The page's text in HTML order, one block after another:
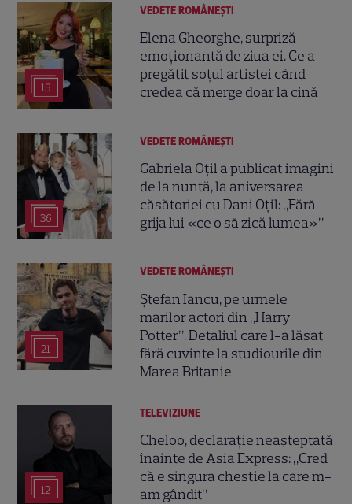
15
VEDETE ROMÂNEŞTI
Elena Gheorghe, surpriză
emoționantă de ziua ei. Ce a
pregătit soțul artistei când
credea că merge doar la cină
36
VEDETE ROMÂNEŞTI
Gabriela Oțil a publicat imagini
de la nuntă, la aniversarea
căsătoriei cu Dani Oțil: „Fără
grija lui «ce o să zică lumea»”
21
VEDETE ROMÂNEŞTI
Ștefan Iancu, pe urmele
marilor actori din „Harry
Potter”. Detaliul care l-a lăsat
fără cuvinte la studiourile din
Marea Britanie
12
TELEVIZIUNE
Cheloo, declarație neașteptată
înainte de Asia Express: „Cred
că e singura chestie la care m-
am gândit”